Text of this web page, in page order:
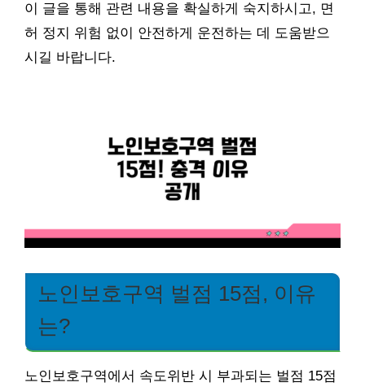
이 글을 통해 관련 내용을 확실하게 숙지하시고, 면
허 정지 위험 없이 안전하게 운전하는 데 도움받으
시길 바랍니다.
노인보호구역 벌점 15점, 이유
는?
노인보호구역에서 속도위반 시 부과되는 벌점 15점